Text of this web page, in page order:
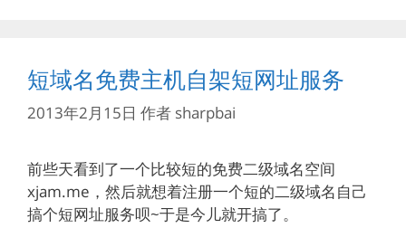
短域名免费主机自架短网址服务
2013年2月15日 作者 sharpbai
前些天看到了一个比较短的免费二级域名空间
xjam.me，然后就想着注册一个短的二级域名自己
搞个短网址服务呗~于是今儿就开搞了。